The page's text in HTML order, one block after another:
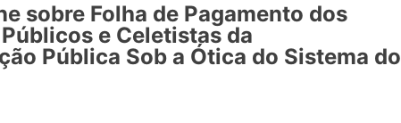
sobre Folha de Pagamento dos
e Celetistas da
Pública Sob a Ótica do Sistema do